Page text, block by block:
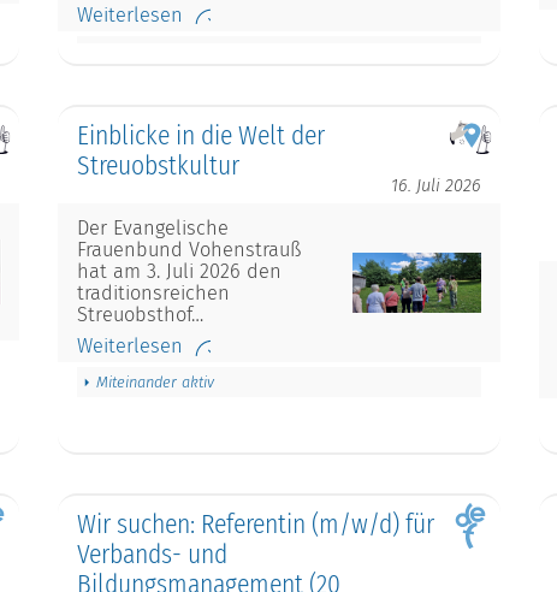
Weiterlesen
Einblicke in die Welt der
Streuobstkultur
16. Juli 2026
Der Evangelische
Frauenbund Vohenstrauß
hat am 3. Juli 2026 den
traditionsreichen
Streuobsthof…
Weiterlesen
Miteinander aktiv
Wir suchen: Referentin (m/w/d) für
Verbands- und
Bildungsmanagement (20